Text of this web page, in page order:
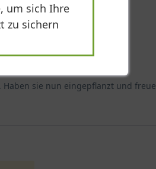
sie nun eingepflanzt und
um sich Ihre
zu sichern